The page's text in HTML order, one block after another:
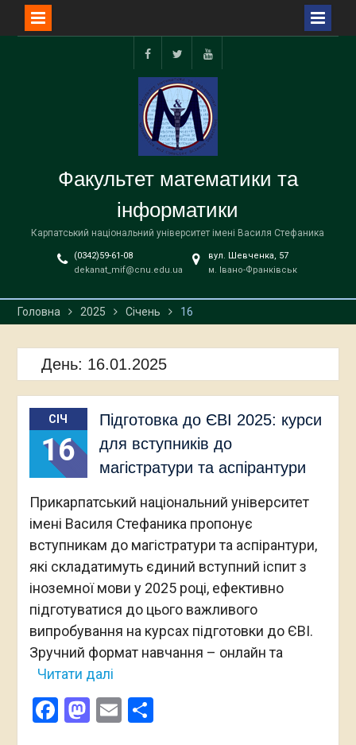
facebooktwitter youtube
Факультет математики та
інформатики
Карпатський національний університет імені Василя Стефаника
(0342)59-61-08
dekanat_mif@cnu.edu.ua
вул. Шевченка, 57
м. Івано-Франківськ
Головна 2025 Січень 16
День: 16.01.2025
СІЧ
16
Підготовка до ЄВІ 2025: курси
для вступників до
магістратури та аспірантури
Прикарпатський національний університет
імені Василя Стефаника пропонує
вступникам до магістратури та аспірантури,
які складатимуть єдиний вступний іспит з
іноземної мови у 2025 році, ефективно
підготуватися до цього важливого
випробування на курсах підготовки до ЄВІ.
Зручний формат навчання – онлайн та
Читати далі
Facebook
Mastodon
EmailПоділитися